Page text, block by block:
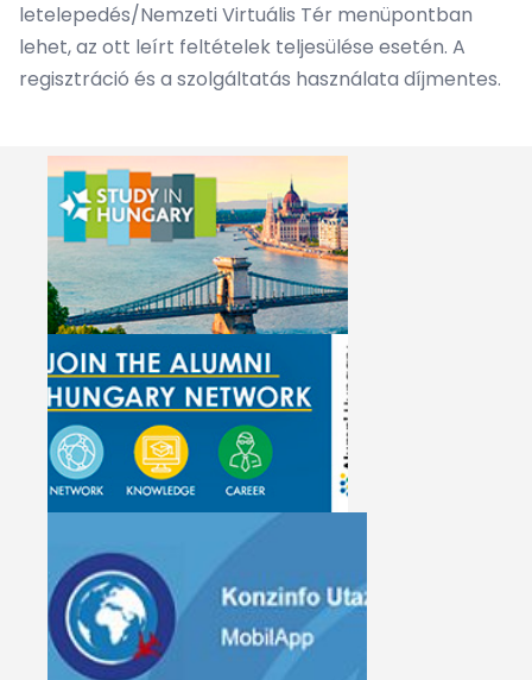
letelepedés/Nemzeti Virtuális Tér menüpontban
lehet, az ott leírt feltételek teljesülése esetén. A
regisztráció és a szolgáltatás használata díjmentes.